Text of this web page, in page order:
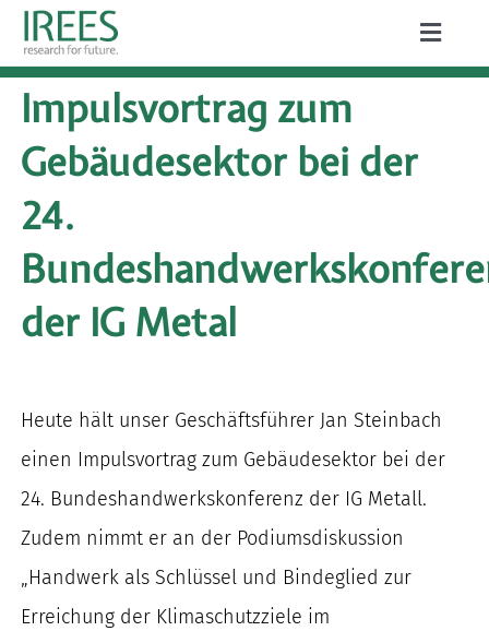
Zum
Inhalt
springen
Toggle
ÜBER UNS
LEISTUNGEN
PROJEKTE
PUBLIKATIONEN
Suche
Impulsvortrag zum
Gebäudesektor bei der
24.
der IG Metal
Heute hält unser Geschäftsführer Jan Steinbach
einen Impulsvortrag zum Gebäudesektor bei der
24. Bundeshandwerkskonferenz der IG Metall.
Zudem nimmt er an der Podiumsdiskussion
„Handwerk als Schlüssel und Bindeglied zur
Erreichung der Klimaschutzziele im